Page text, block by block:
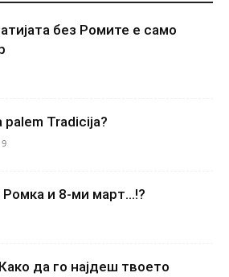
без Ромите е само
palem Tradicija?
и 8-ми март…!?
да го најдеш твоето